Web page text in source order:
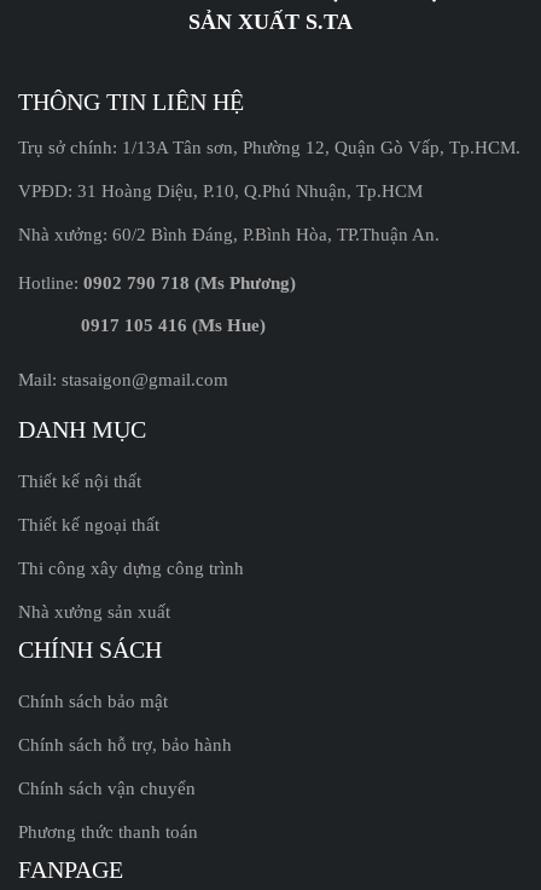
SẢN XUẤT S.TA
THÔNG TIN LIÊN HỆ
Trụ sở chính: 1/13A Tân sơn, Phường 12, Quận Gò Vấp, Tp.HCM.
VPĐD: 31 Hoàng Diệu, P.10, Q.Phú Nhuận, Tp.HCM
Nhà xưởng: 60/2 Bình Đáng, P.Bình Hòa, TP.Thuận An.
Hotline: 0902 790 718 (Ms Phương)
0917 105 416 (Ms Hue)
Mail: stasaigon@gmail.com
DANH MỤC
Thiết kế nội thất
Thiết kế ngoại thất
Thi công xây dựng công trình
Nhà xưởng sản xuất
CHÍNH SÁCH
Chính sách bảo mật
Chính sách hỗ trợ, bảo hành
Chính sách vận chuyển
Phương thức thanh toán
FANPAGE